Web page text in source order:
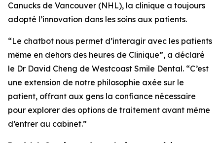
Canucks de Vancouver (NHL), la clinique a toujours
adopté l’innovation dans les soins aux patients.
“Le chatbot nous permet d’interagir avec les patients
même en dehors des heures de Clinique”, a déclaré
le Dr David Cheng de Westcoast Smile Dental. “C’est
une extension de notre philosophie axée sur le
patient, offrant aux gens la confiance nécessaire
pour explorer des options de traitement avant même
d’entrer au cabinet.”